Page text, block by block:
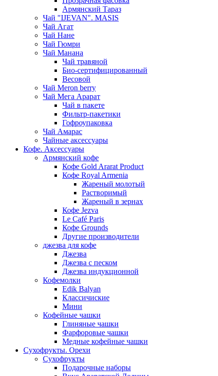
Армянский Тараз
Чай "IJEVAN". MASIS
Чай Агат
Чай Нане
Чай Гюмри
Чай Манана
Чай травяной
Био-сертифицированный
Весовой
Чай Meron berry
Чай Мега Арарат
Чай в пакете
Фильтр-пакетики
Гофроупаковка
Чай Амарас
Чайные аксессуары
Кофе. Аксессуары
Армянский кофе
Кофе Gold Ararat Product
Кофе Royal Armenia
Жареный молотый
Растворимый
Жареный в зернах
Кофе Jezva
Le Café Paris
Кофе Grounds
Другие производители
джезва для кофе
Джезва
Джезва с песком
Джезва индукционной
Кофемолки
Edik Balyan
Классичиские
Мини
Кофейные чашки
Глиняные чашки
Фарфоровые чашки
Медные кофейные чашки
Сухофрукты. Орехи
Сухофрукты
Подарочные наборы